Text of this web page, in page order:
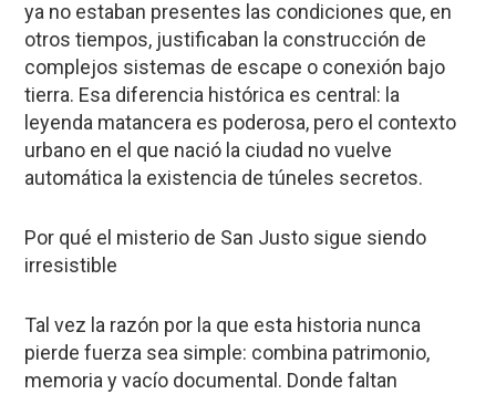
ya no estaban presentes las condiciones que, en
otros tiempos, justificaban la construcción de
complejos sistemas de escape o conexión bajo
tierra. Esa diferencia histórica es central: la
leyenda matancera es poderosa, pero el contexto
urbano en el que nació la ciudad no vuelve
automática la existencia de túneles secretos.
Por qué el misterio de San Justo sigue siendo
irresistible
Tal vez la razón por la que esta historia nunca
pierde fuerza sea simple: combina patrimonio,
memoria y vacío documental . Donde faltan